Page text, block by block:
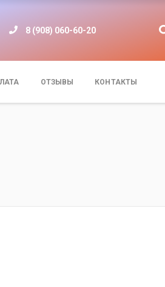
8 (908) 060-60-20
ОТЗЫВЫ КОНТАКТЫ